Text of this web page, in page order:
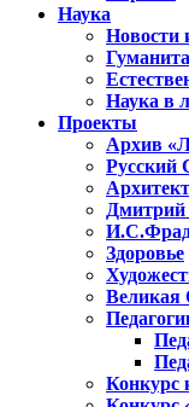
Наука
Новости
Наука в
Проекты
Архив
Русский
Дмитрий
Здоровье
Великая
Конкурс